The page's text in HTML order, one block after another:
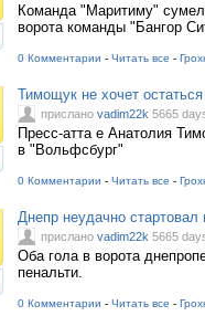
Команда "Маритиму"
ворота команды "Бангор
0 Комментарии - Читать все -
Тимощук не хочет
прислано vadim22k 5665
Пресс-атта е Анатолия
в "Вольфсбург"
0 Комментарии - Читать все -
Днепр неудачно
прислано vadim22k 5665
Оба гола в ворота
пенальти.
0 Комментарии - Читать все -